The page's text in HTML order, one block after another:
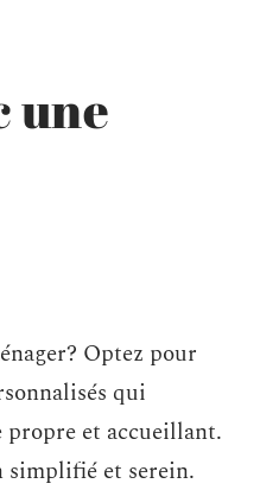
une
Optez pour
qui
propre et accueillant.
simplifié et serein.